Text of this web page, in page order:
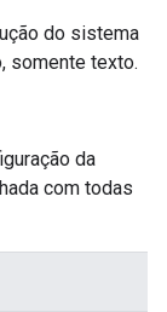
do sistema
somente texto.
da
com todas